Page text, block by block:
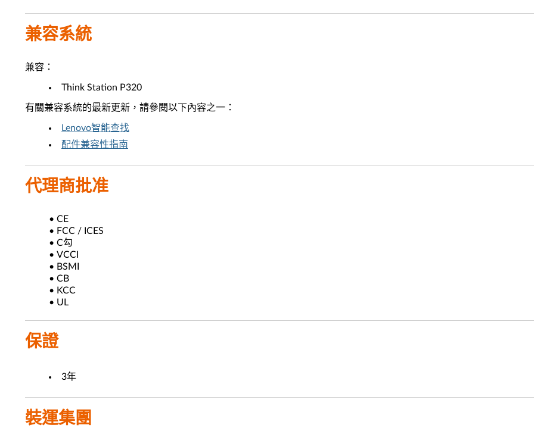
兼容系統
兼容：
Think Station P320
有關兼容系統的最新更新，請參閱以下內容之一：
Lenovo智能查找
配件兼容性指南
代理商批准
• CE
• FCC / ICES
• C勾
• VCCI
• BSMI
• CB
• KCC
• UL
保證
3年
裝運集團